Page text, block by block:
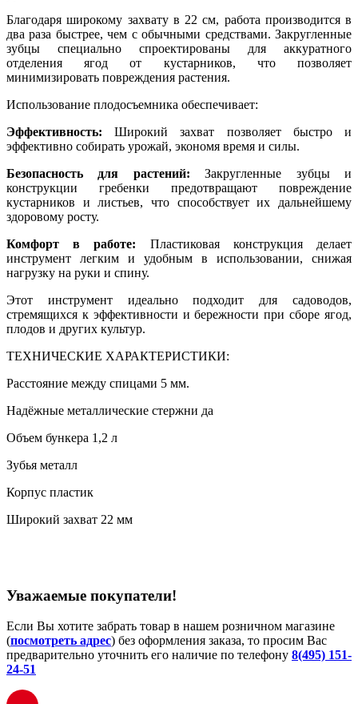
Благодаря широкому захвату в 22 см, работа производится в
два раза быстрее, чем с обычными средствами. Закругленные
зубцы специально спроектированы для аккуратного
отделения ягод от кустарников, что позволяет
минимизировать повреждения растения.
Использование плодосъемника обеспечивает:
Эффективность: Широкий захват позволяет быстро и
эффективно собирать урожай, экономя время и силы.
Безопасность для растений: Закругленные зубцы и
конструкции гребенки предотвращают повреждение
кустарников и листьев, что способствует их дальнейшему
здоровому росту.
Комфорт в работе: Пластиковая конструкция делает
инструмент легким и удобным в использовании, снижая
нагрузку на руки и спину.
Этот инструмент идеально подходит для садоводов,
стремящихся к эффективности и бережности при сборе ягод,
плодов и других культур.
ТЕХНИЧЕСКИЕ ХАРАКТЕРИСТИКИ:
Расстояние между спицами 5 мм.
Надёжные металлические стержни да
Объем бункера 1,2 л
Зубья металл
Корпус пластик
Широкий захват 22 мм
Уважаемые покупатели!
Если Вы хотите забрать товар в нашем розничном магазине
(посмотреть адрес) без оформления заказа, то просим Вас
предварительно уточнить его наличие по телефону 8(495) 151-
24-51